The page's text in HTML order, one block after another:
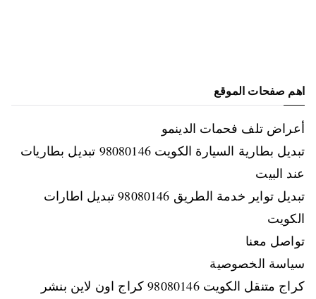
اهم صفحات الموقع
أعراض تلف فحمات الدينمو
تبديل بطارية السيارة الكويت 98080146‬ تبديل بطاريات
عند البيت
تبديل تواير خدمة الطريق 98080146‬ تبديل اطارات
الكويت
تواصل معنا
سياسة الخصوصية
كراج متنقل الكويت 98080146‬ كراج اون لاين بنشر